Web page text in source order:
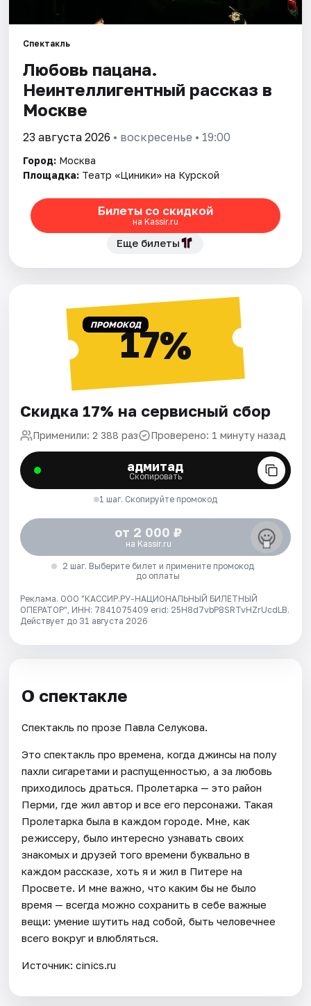
Площадки
Артисты
Рейтинги
Спектакль
Любовь пацана.
Неинтеллигентный рассказ в
Москве
23 августа 2026 • воскресенье • 19:00
Город: Москва
Площадка: Театр «Циники» на Курской
Билеты со скидкой
на Kassir.ru
Еще билеты
ПРОМОКОД17%
Скидка 17% на сервисный сбор
Применили: 2 388 раз Проверено: 1 минуту назад
адмитад
Скопировать
1 шаг. Скопируйте промокод
от 2 000 ₽
на Kassir.ru
2 шаг. Выберите билет и примените промокод
до оплаты
Реклама. ООО "КАССИР.РУ-НАЦИОНАЛЬНЫЙ БИЛЕТНЫЙ
ОПЕРАТОР", ИНН: 7841075409 erid: 25H8d7vbP8SRTvHZrUcdLB.
Действует до 31 августа 2026
О спектакле
Спектакль по прозе Павла Селукова.
Это спектакль про времена, когда джинсы на полу
пахли сигаретами и распущенностью, а за любовь
приходилось драться. Пролетарка — это район
Перми, где жил автор и все его персонажи. Такая
Пролетарка была в каждом городе. Мне, как
режиссеру, было интересно узнавать своих
знакомых и друзей того времени буквально в
каждом рассказе, хоть я и жил в Питере на
Просвете. И мне важно, что каким бы не было
время — всегда можно сохранить в себе важные
вещи: умение шутить над собой, быть человечнее
всего вокруг и влюбляться.
Источник: cinics.ru